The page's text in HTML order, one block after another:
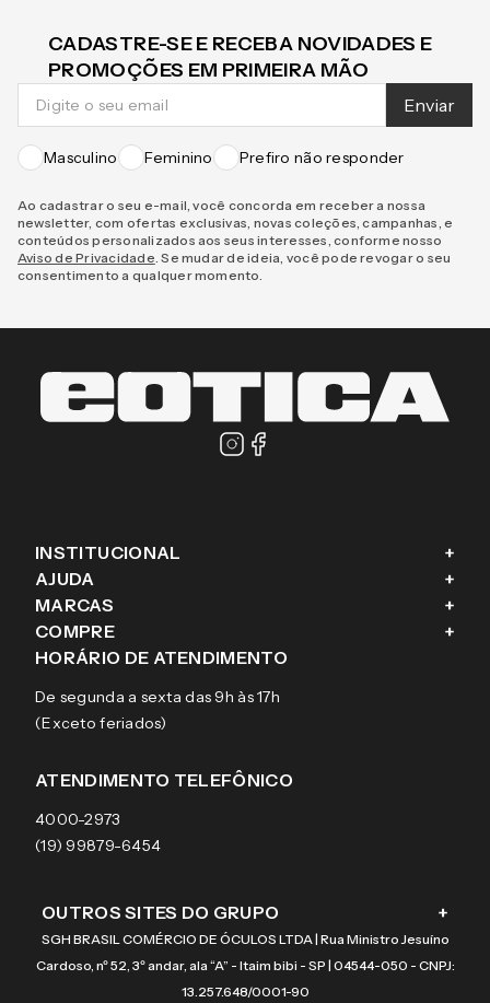
CADASTRE-SE E RECEBA NOVIDADES E
PROMOÇÕES EM PRIMEIRA MÃO
Enviar
Masculino Feminino Prefiro não responder
Ao cadastrar o seu e-mail, você concorda em receber a nossa
newsletter, com ofertas exclusivas, novas coleções, campanhas, e
conteúdos personalizados aos seus interesses, conforme nosso
Aviso de Privacidade . Se mudar de ideia, você pode revogar o seu
consentimento a qualquer momento.
INSTITUCIONAL +
Sobre a eÓtica
Aviso de privacidade
Termos e condições de uso
AJUDA +
Trocas e Devoluções
Pagamentos
Garantias
MARCAS +
Ray-Ban
Tecnol
Arnette
Burberry
COMPRE +
Óculos de sol
Lentes de contato
HORÁRIO DE ATENDIMENTO
De segunda a sexta das 9h às 17h
(Exceto feriados)
ATENDIMENTO TELEFÔNICO
4000-2973
(19) 99879-6454
OUTROS SITES DO GRUPO +
SGH BRASIL COMÉRCIO DE ÓCULOS LTDA | Rua Ministro Jesuíno
Cardoso, nº 52, 3º andar, ala “A” - Itaim bibi - SP | 04544-050 - CNPJ:
13.257.648/0001-90